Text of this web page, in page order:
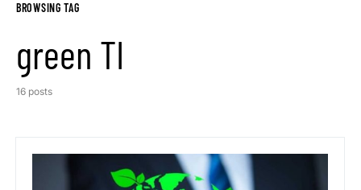
BROWSING TAG
green TI
16 posts